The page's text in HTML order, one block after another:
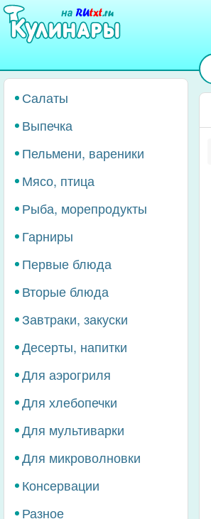
Перейти
основному
Салаты
Выпечка
Пельмени, вареники
Мясо, птица
Рыба, морепродукты
Гарниры
Первые блюда
Вторые блюда
Завтраки, закуски
Десерты, напитки
Для аэрогриля
Для хлебопечки
Для мультиварки
Для микроволновки
Консервации
Разное